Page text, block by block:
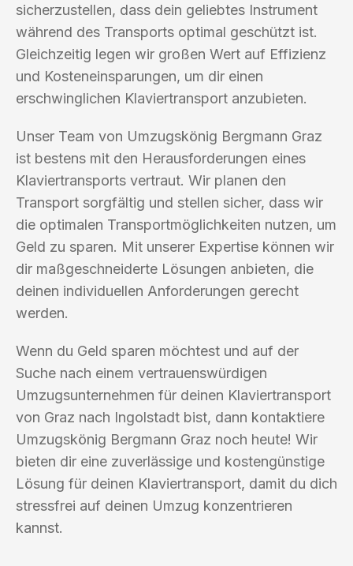
sicherzustellen, dass dein geliebtes Instrument
während des Transports optimal geschützt ist.
Gleichzeitig legen wir großen Wert auf Effizienz
und Kosteneinsparungen, um dir einen
erschwinglichen Klaviertransport anzubieten.
Unser Team von Umzugskönig Bergmann Graz
ist bestens mit den Herausforderungen eines
Klaviertransports vertraut. Wir planen den
Transport sorgfältig und stellen sicher, dass wir
die optimalen Transportmöglichkeiten nutzen, um
Geld zu sparen. Mit unserer Expertise können wir
dir maßgeschneiderte Lösungen anbieten, die
deinen individuellen Anforderungen gerecht
werden.
Wenn du Geld sparen möchtest und auf der
Suche nach einem vertrauenswürdigen
Umzugsunternehmen für deinen Klaviertransport
von Graz nach Ingolstadt bist, dann kontaktiere
Umzugskönig Bergmann Graz noch heute! Wir
bieten dir eine zuverlässige und kostengünstige
Lösung für deinen Klaviertransport, damit du dich
stressfrei auf deinen Umzug konzentrieren
kannst.